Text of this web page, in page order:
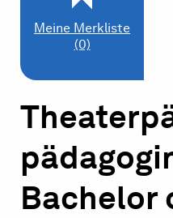
Meine Merkliste
(0)
Bachelor